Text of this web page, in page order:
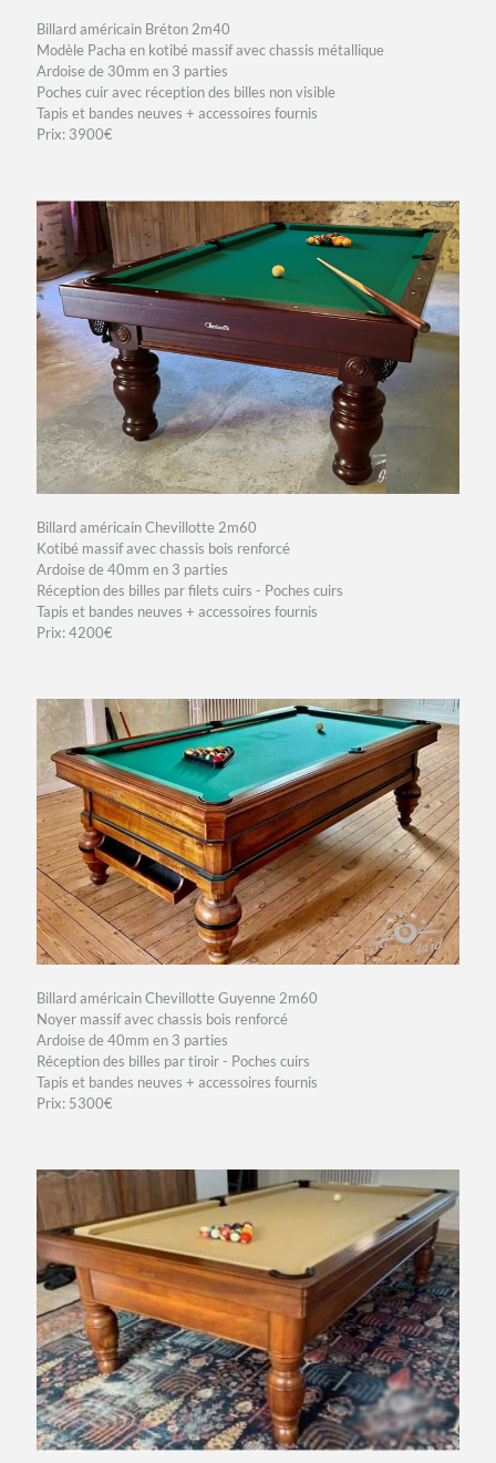
Billard américain Bréton 2m40
Modèle Pacha en kotibé massif avec chassis métallique
Ardoise de 30mm en 3 parties
Poches cuir avec réception des billes non visible
Tapis et bandes neuves + accessoires fournis
Prix: 3900€
Billard américain Chevillotte 2m60
Kotibé massif avec chassis bois renforcé
Ardoise de 40mm en 3 parties
Réception des billes par filets cuirs - Poches cuirs
Tapis et bandes neuves + accessoires fournis
Prix: 4200€
Billard américain Chevillotte Guyenne 2m60
Noyer massif avec chassis bois renforcé
Ardoise de 40mm en 3 parties
Réception des billes par tiroir - Poches cuirs
Tapis et bandes neuves + accessoires fournis
Prix: 5300€